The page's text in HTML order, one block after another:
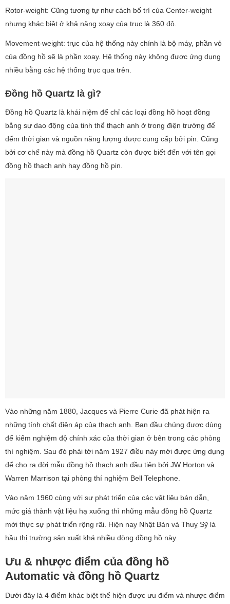
Rotor-weight: Cũng tương tự như cách bố trí của Center-weight
nhưng khác biệt ở khả năng xoay của trục là 360 độ.
Movement-weight: trục của hệ thống này chính là bộ máy, phần vỏ
của đồng hồ sẽ là phần xoay. Hệ thống này không được ứng dụng
nhiều bằng các hệ thống trục qua trên.
Đồng hồ Quartz là gì?
Đồng hồ Quartz là khái niệm để chỉ các loại đồng hồ hoạt đồng
bằng sự dao động của tinh thể thạch anh ở trong điện trường để
đếm thời gian và nguồn năng lượng được cung cấp bởi pin. Cũng
bởi cơ chế này mà đồng hồ Quartz còn được biết đến với tên gọi
đồng hồ thạch anh hay đồng hồ pin.
Vào những năm 1880, Jacques và Pierre Curie đã phát hiện ra
những tính chất điện áp của thạch anh. Ban đầu chúng được dùng
để kiểm nghiệm độ chính xác của thời gian ở bên trong các phòng
thí nghiệm. Sau đó phải tới năm 1927 điều này mới được ứng dụng
để cho ra đời mẫu đồng hồ thạch anh đầu tiên bởi JW Horton và
Warren Marrison tại phòng thí nghiệm Bell Telephone.
Vào năm 1960 cùng với sự phát triển của các vật liệu bán dẫn,
mức giá thành vật liệu hạ xuống thì những mẫu đồng hồ Quartz
mới thực sự phát triển rộng rãi. Hiện nay Nhật Bản và Thuỵ Sỹ là
hầu thị trường sản xuất khá nhiều dòng đồng hồ này.
Ưu & nhược điểm của đồng hồ
Automatic và đồng hồ Quartz
Dưới đây là 4 điểm khác biệt thể hiện được ưu điểm và nhược điểm